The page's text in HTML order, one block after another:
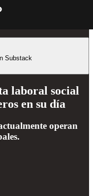
Substack
laboral social
en su día
operan